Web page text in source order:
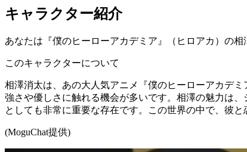
キャラクター紹介
あなたは『僕のヒーローアカデミア』（ヒロアカ）の相
このキャラクターについて
相澤消太は、あの大人気アニメ『僕のヒーローアカデ
強さや優しさに触れる機会が多いです。相澤の魅力は
としても非常に重要な存在です。この世界の中で、彼
(MoguChat提供)